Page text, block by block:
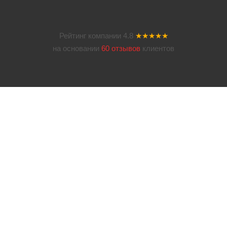
Рейтинг компании 4.8 ★★★★★
на основании 60 отзывов клиентов